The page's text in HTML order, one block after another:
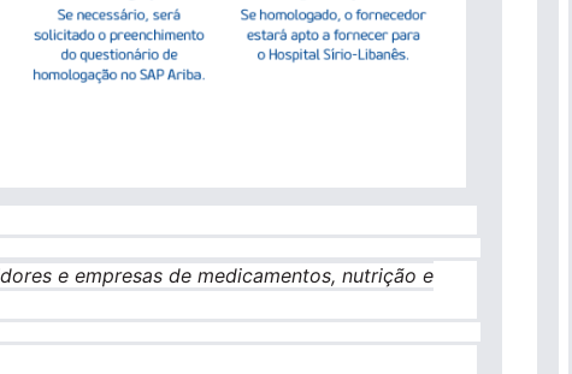
e empresas de medicamentos, nutrição e